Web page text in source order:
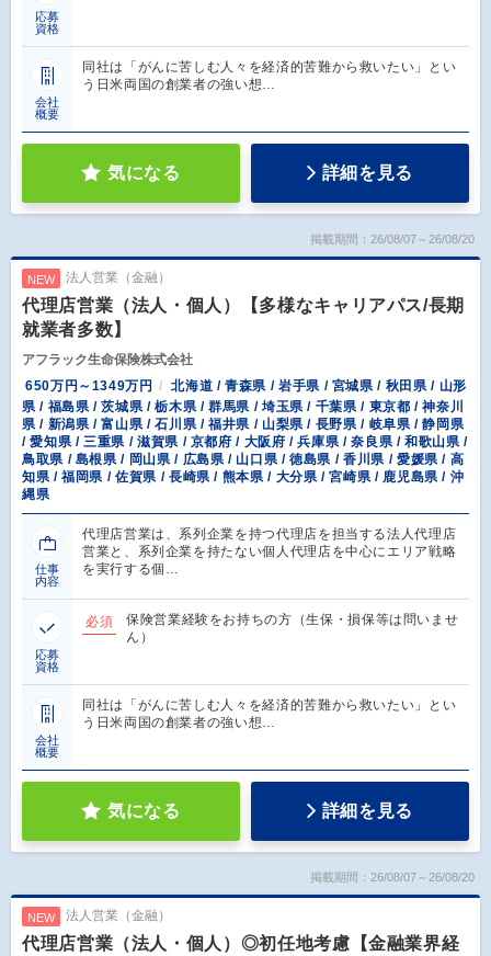
応募
資格
会社
概要
同社は「がんに苦しむ人々を経済的苦難から救いたい」とい
う日米両国の創業者の強い想…
気になる 詳細を見る
掲載期間：26/08/07～26/08/20
NEW 法人営業（金融）
代理店営業（法人・個人）【多様なキャリアパス/長期
就業者多数】
アフラック生命保険株式会社
650万円～1349万円
北海道 / 青森県 / 岩手県 / 宮城県 / 秋田県 / 山形
県 / 福島県 / 茨城県 / 栃木県 / 群馬県 / 埼玉県 / 千葉県 / 東京都 / 神奈川
県 / 新潟県 / 富山県 / 石川県 / 福井県 / 山梨県 / 長野県 / 岐阜県 / 静岡県
/ 愛知県 / 三重県 / 滋賀県 / 京都府 / 大阪府 / 兵庫県 / 奈良県 / 和歌山県 /
鳥取県 / 島根県 / 岡山県 / 広島県 / 山口県 / 徳島県 / 香川県 / 愛媛県 / 高
知県 / 福岡県 / 佐賀県 / 長崎県 / 熊本県 / 大分県 / 宮崎県 / 鹿児島県 / 沖
縄県
仕事
内容
代理店営業は、系列企業を持つ代理店を担当する法人代理店
営業と、系列企業を持たない個人代理店を中心にエリア戦略
を実行する個…
応募
資格
必須
保険営業経験をお持ちの方（生保・損保等は問いませ
ん）
会社
概要
同社は「がんに苦しむ人々を経済的苦難から救いたい」とい
う日米両国の創業者の強い想…
気になる 詳細を見る
掲載期間：26/08/07～26/08/20
NEW 法人営業（金融）
代理店営業（法人・個人）◎初任地考慮【金融業界経